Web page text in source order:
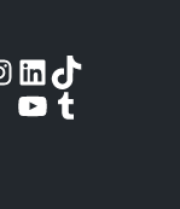
Threads на Facebook
наш Instagram
Посетите нашу страницу в LinkedIn
Посетите нашу учётную запись в TikTok
Посетите наш канал YouTube
Посетите нашу учётную запись в Tumblr